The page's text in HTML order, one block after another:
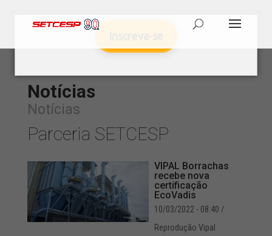
Notícias
Notícias
Parceria SETCESP
VIPAL Borrachas
recebe nova
certificação
EcoVadis
10/03/2022 - 08:40 /
Reprodução Vipal